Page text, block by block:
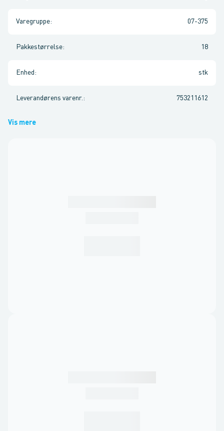
Varegruppe: 07-375
Pakkestørrelse: 18
Enhed : stk
Leverandørens varenr. : 753211612
Vis mere